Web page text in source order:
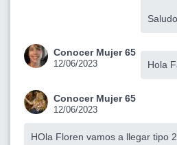
Conocer Mujer 65
12/06/2023 Hola
Conocer Mujer 65
12/06/2023
HOla Floren vamos a llegar tipo